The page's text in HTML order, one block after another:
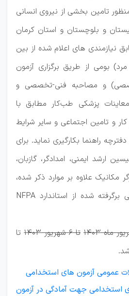
تامین بخشی از نیروی انسانی
و بلوچستان و استان کرمان
نیازمندی های اعلام شده از بین
بومی از طریق برگزاری آزمون‌
و مصاحبه فنی-تخصصی و
پزشکی طب‌کار مطابق با
و تامین اجتماعی و سایر شرایط
راهنما بکارگیری نماید. برای
ارشد ایمنی، امدادگر، گازبان،
مکانیک علاوه بر موارد ذکر شده،
ارزیابی آمادگی جسمانی برگرفته شده از استاندارد NFPA
تا 6 شهریور 1403
تا
عمومی آزمون های استخدامی
استخدامی جهت آمادگی در آزمون